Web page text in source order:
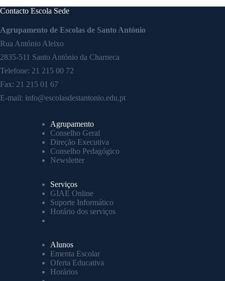
Contacto Escola Sede
Agrupamento de Escolas de Santo António
Rua António Aleixo
2835-511 Santo António da Charneca
Telefone: 21 215 00 72
Fax: 21 215 01 67
E-mail: info@escolasdestantonio.edu.pt
Agrupamento
Conselho Geral
Direção Executiva
Conselho Pedagógico
Newsletter
Serviços
GIAE Online
Suporte Informático
Horário dos serviços
Alunos
Ementa Escolar
Oferta Educativa
Horários